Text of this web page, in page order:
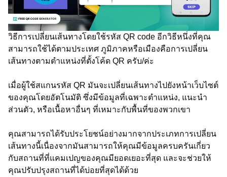
วิธีการเปลี่ยนเส้นทางโดยใช้รหัส QR code อีกวิธีหนึ่งที่คุณ
สามารถใช้ได้ตามประเทศ ภูมิภาคหรือเมืองคือการเปลี่ยน
เส้นทางตามตำแหน่งที่ตั้งโค้ด QR ครับ/ค่ะ
เมื่อผู้ใช้สแกนรหัส QR มันจะเปลี่ยนเส้นทางไปยังหน้าเว็บไซต์
ของคุณโดยอัตโนมัติ ซึ่งมีข้อมูลที่เฉพาะตำแหน่ง, แนะนำ
ส่วนตัว, หรือเนื้อหาอื่นๆ ที่เหมาะกับพื้นที่ของพวกเขา
คุณสามารถได้รับประโยชน์อย่างมากจากประเภทการเปลี่ยน
เส้นทางนี้เนื่องจากมันสามารถให้คุณมีข้อมูลครบครันเกี่ยว
กับสถานที่ที่แคมเปญของคุณมียอดเยอะที่สุด และจะช่วยให้
คุณปรับปรุงสถานที่ได้บ่อยที่สุดได้ด้วย